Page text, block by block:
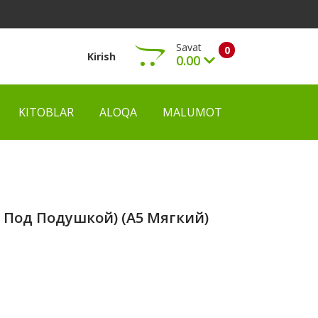
Kirish 0
Savat
0.00
Ko‘rish
KITOBLAR ALOQA MALUMOT
Под Подушкой) (А5 Мягкий)